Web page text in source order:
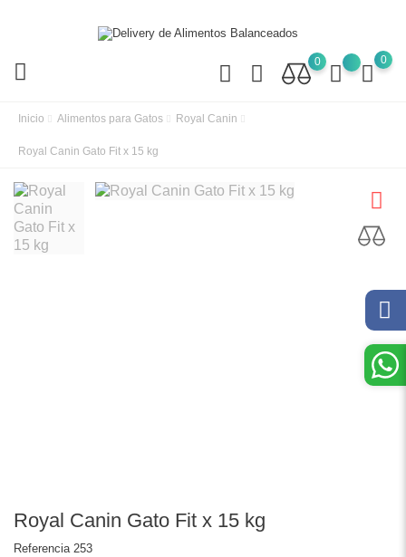
0 0
Inicio Alimentos para Gatos Royal Canin
Royal Canin Gato Fit x 15 kg
Royal Canin Gato Fit x 15 kg
Referencia 253